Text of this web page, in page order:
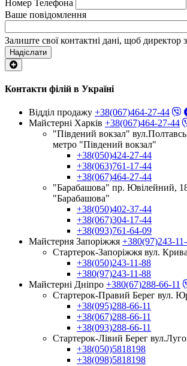
Номер Телефона
Ваше повідомлення
Залиште свої контактні дані, щоб директор
Надіслати
Контакти філій в Україні
Відділ продажу +38(067)464-27-44
Майстерні Харків +38(067)464-27-44
"Південий вокзал"
метро "Південий вокзал"
+38(050)424-27-44
+38(063)761-17-44
+38(067)464-27-44
"Барабашова" пр. Ювілейний,
"Барабашова"
+38(050)402-37-44
+38(067)304-17-44
+38(093)761-64-09
Майстерня Запоріжжя +380(97)243-
Стартерок-Запоріжжя вул.
+38(050)243-11-88
+380(97)243-11-88
Майстерні Днiпро +380(67)288-66-11
Стартерок-Правий Берег вул.
+38(095)288-66-11
+38(067)288-66-11
+38(093)288-66-11
Стартерок-Лівий Берег
+38(050)5818198
+38(098)5818198